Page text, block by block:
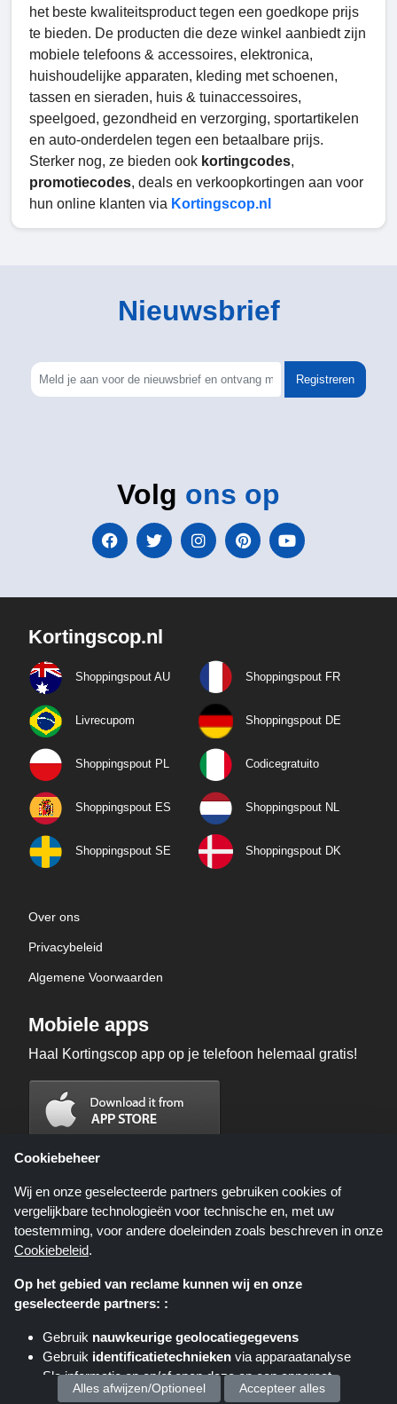
het beste kwaliteitsproduct tegen een goedkope prijs
te bieden. De producten die deze winkel aanbiedt zijn
mobiele telefoons & accessoires, elektronica,
huishoudelijke apparaten, kleding met schoenen,
tassen en sieraden, huis & tuinaccessoires,
speelgoed, gezondheid en verzorging, sportartikelen
en auto-onderdelen tegen een betaalbare prijs.
Sterker nog, ze bieden ook kortingcodes,
promotiecodes, deals en verkoopkortingen aan voor
hun online klanten via Kortingscop.nl
Nieuwsbrief
Registreren
Volg ons op
Kortingscop.nl
Shoppingspout AU Shoppingspout FR
Livrecupom Shoppingspout DE
Shoppingspout PL Codicegratuito
Shoppingspout ES Shoppingspout NL
Shoppingspout SE Shoppingspout DK
Over ons
Privacybeleid
Algemene Voorwaarden
Mobiele apps
Haal Kortingscop app op je telefoon helemaal gratis!
Kortingscop.nl is een website die u deals, kortingen en kortingscodes biedt;
affiliate netwerken. Kortingscop.nl of zijn medewerkers maken geen deel uit
van het bestelproces wanneer u een bestelling plaatst via deze links, zij
ontvangen enkel een commissie via deze links/deals.
Copyright © 2025 Kortingscop. Alle rechten voorbehouden.
Cookiebeheer
Wij en onze geselecteerde partners gebruiken cookies of
vergelijkbare technologieën voor technische en, met uw
toestemming, voor andere doeleinden zoals beschreven in onze
Cookiebeleid.
Op het gebied van reclame kunnen wij en onze
geselecteerde partners: :
Gebruik nauwkeurige geolocatiegegevens
Gebruik identificatietechnieken via apparaatanalyse
Sla informatie op en/of open deze op een apparaat
Alles afwijzen/Optioneel Accepteer alles